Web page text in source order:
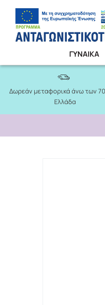
ΓΥΝΑΙΚΑ
Δωρεάν μεταφορικά άνω των
Ελλάδα